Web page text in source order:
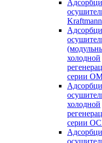
Kraftmann
холодной
серии
холодной
серии